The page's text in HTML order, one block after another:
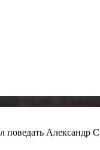
Александр